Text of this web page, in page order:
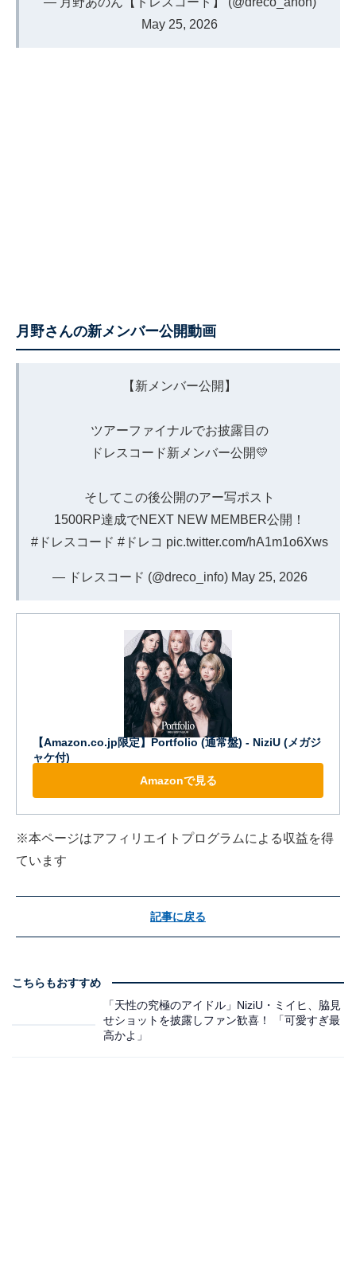
May 25, 2026
月野さんの新メンバー公開動画
【新メンバー公開】
ツアーファイナルでお披露目の
ドレスコード新メンバー公開💛
そしてこの後公開のアー写ポスト
1500RP達成でNEXT NEW MEMBER公開！
#ドレスコード #ドレコ pic.twitter.com/hA1m1o6Xws
— ドレスコード (@dreco_info) May 25, 2026
【Amazon.co.jp限定】Portfolio (通常盤) - NiziU (メガジ
ャケ付)
Amazonで見る
※本ページはアフィリエイトプログラムによる収益を得
ています
記事に戻る
こちらもおすすめ
「天性の究極のアイドル」NiziU・ミイヒ、脇見
せショットを披露しファン歓喜！ 「可愛すぎ最
高かよ」